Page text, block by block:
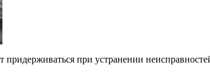
при устранении